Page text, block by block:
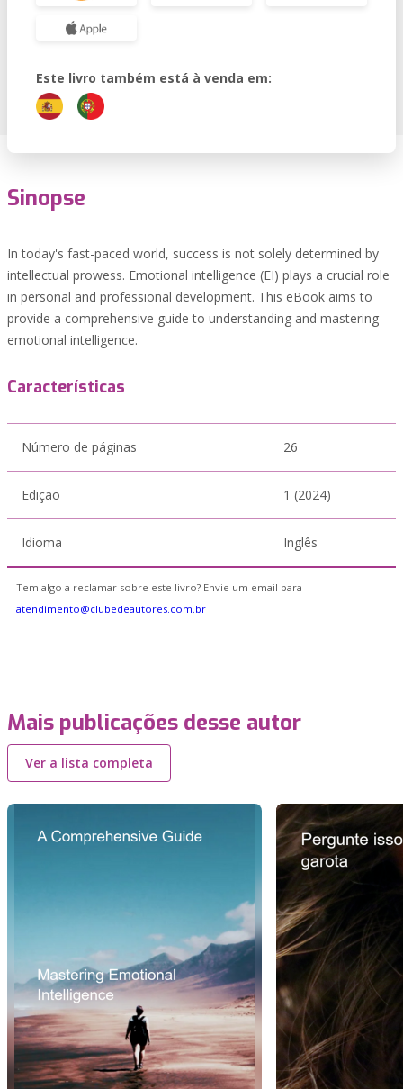
Este livro também está à venda em:
Sinopse
In today's fast-paced world, success is not solely determined by
intellectual prowess. Emotional intelligence (EI) plays a crucial role
in personal and professional development. This eBook aims to
provide a comprehensive guide to understanding and mastering
emotional intelligence.
Características
Número de páginas 26
Edição 1 (2024)
Idioma Inglês
Tem algo a reclamar sobre este livro? Envie um email para
atendimento@clubedeautores.com.br
Mais publicações desse autor
Ver a lista completa